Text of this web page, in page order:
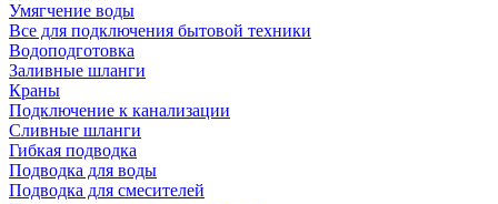
Умягчение воды
Все для подключения бытовой техники
Водоподготовка
Заливные шланги
Краны
Подключение к канализации
Сливные шланги
Гибкая подводка
Подводка для воды
Подводка для смесителей